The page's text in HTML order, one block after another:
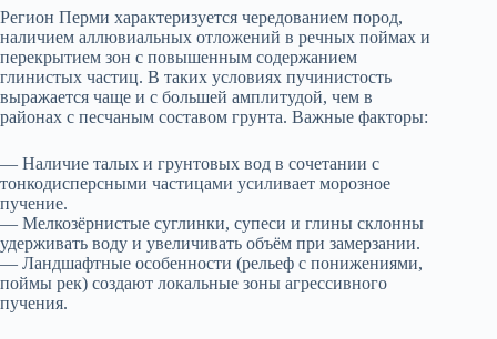
Регион Перми характеризуется чередованием пород,
наличием аллювиальных отложений в речных поймах и
перекрытием зон с повышенным содержанием
глинистых частиц. В таких условиях пучинистость
выражается чаще и с большей амплитудой, чем в
районах с песчаным составом грунта. Важные факторы:
— Наличие талых и грунтовых вод в сочетании с
тонкодисперсными частицами усиливает морозное
пучение.
— Мелкозёрнистые суглинки, супеси и глины склонны
удерживать воду и увеличивать объём при замерзании.
— Ландшафтные особенности (рельеф с понижениями,
поймы рек) создают локальные зоны агрессивного
пучения.